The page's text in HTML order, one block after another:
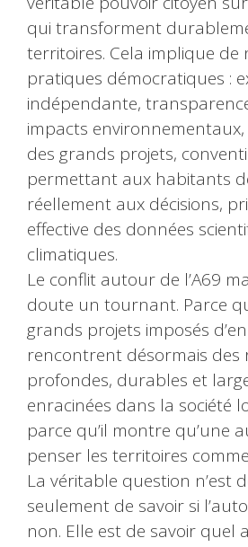
qui transforment
territoires. Cela implique de
pratiques démocratiques :
indépendante,
impacts
des grands projets,
permettant aux habitants
réellement aux décisions,
effective des données
climatiques.
Le conflit autour de l’A69
doute un tournant. Parce
grands projets imposés
rencontrent désormais des
profondes, durables et
enracinées dans la société
parce qu’il montre qu’une
penser les territoires
La véritable question n’est
seulement de savoir si
non. Elle est de savoir quel